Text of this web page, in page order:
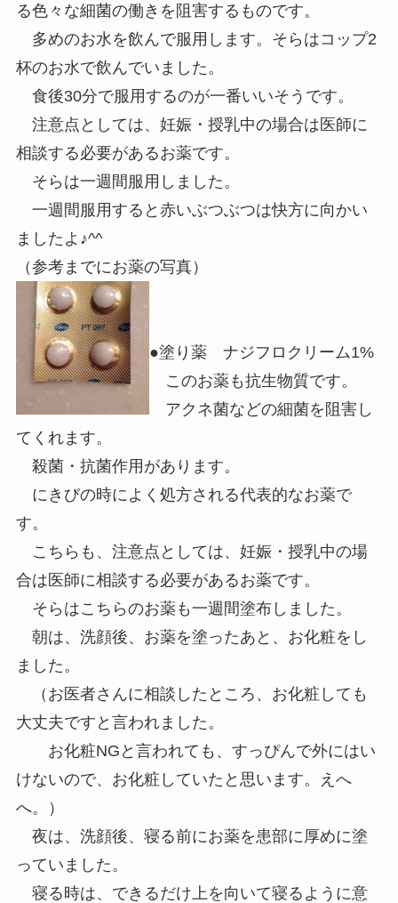
る色々な細菌の働きを阻害するものです。
多めのお水を飲んで服用します。そらはコップ2
杯のお水で飲んでいました。
食後30分で服用するのが一番いいそうです。
注意点としては、妊娠・授乳中の場合は医師に
相談する必要があるお薬です。
そらは一週間服用しました。
一週間服用すると赤いぶつぶつは快方に向かい
ましたよ♪^^
（参考までにお薬の写真）
●塗り薬 ナジフロクリーム1%
このお薬も抗生物質です。
アクネ菌などの細菌を阻害し
てくれます。
殺菌・抗菌作用があります。
にきびの時によく処方される代表的なお薬で
す。
こちらも、注意点としては、妊娠・授乳中の場
合は医師に相談する必要があるお薬です。
そらはこちらのお薬も一週間塗布しました。
朝は、洗顔後、お薬を塗ったあと、お化粧をし
ました。
（お医者さんに相談したところ、お化粧しても
大丈夫ですと言われました。
お化粧NGと言われても、すっぴんで外にはい
けないので、お化粧していたと思います。えへ
へ。）
夜は、洗顔後、寝る前にお薬を患部に厚めに塗
っていました。
寝る時は、できるだけ上を向いて寝るように意